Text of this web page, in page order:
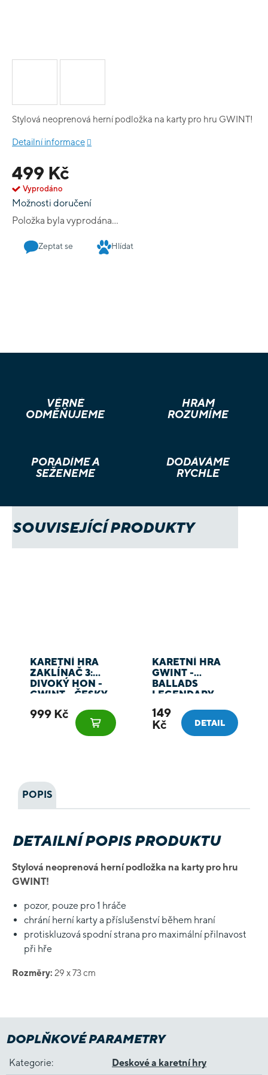
499 Kč
Vyprodáno
Možnosti doručení
Položka byla vyprodána…
Stylová neoprenová herní podložka na karty pro hru GWINT!
Detailní informace
Zeptat se Hlídat
VĚRNÉ
ODMĚŇUJEME
HRÁM
ROZUMÍME
PORADÍME A
SEŽENEME
DODÁVÁME
RYCHLE
SOUVISEJÍCÍ PRODUKTY
KARETNÍ HRA
ZAKLÍNAČ 3:
DIVOKÝ HON -
GWINT - ČESKY
999 Kč
KARETNÍ HRA
GWINT -
BALLADS
LEGENDARY
SEVERNÍ
KRÁLOVSTVÍ -
149
Kč
DETAIL
POPIS
DETAILNÍ POPIS PRODUKTU
Stylová neoprenová herní podložka na karty pro hru
GWINT!
pozor, pouze pro 1 hráče
chrání herní karty a příslušenství během hraní
protiskluzová spodní strana pro maximální přilnavost
při hře
Rozměry: 29 x 73 cm
DOPLŇKOVÉ PARAMETRY
Kategorie: Deskové a karetní hry